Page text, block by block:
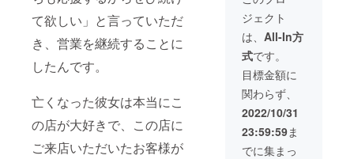
て欲しい」と言っていただ
き、営業を継続することに
したんです。
亡くなった彼女は本当にこ
の店が大好きで、この店に
ご来店いただいたお客様が
水素吸入 30
分 700円 鍼
灸 60分
5,800円 アロマ
タッチ 40分
3,500円 物販に
もご使用いただ
けます。 有効期
限：２０２２年
３年５月まで
ジェクト
は、 All-In方
式です。
目標金額に
関わらず、
2022/10/31
23:59:59ま
でに集まっ